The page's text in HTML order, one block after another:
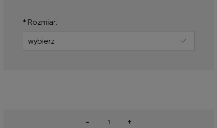
* Rozmiar:
- +